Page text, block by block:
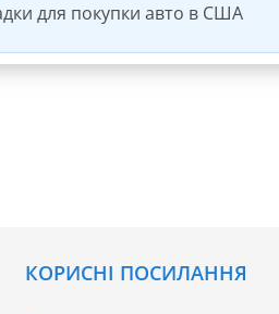
для покупки авто в США
КОРИСНІ ПОСИЛАННЯ